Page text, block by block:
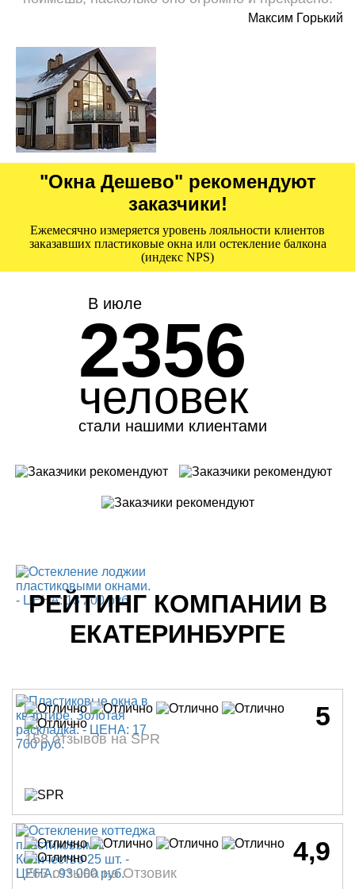
Максим Горький
"Окна Дешево" рекомендуют
заказчики!
Ежемесячно измеряется уровень лояльности клиентов
заказавших пластиковые окна или остекление балкона
(индекс NPS)
В июле
2356
человек
стали нашими клиентами
РЕЙТИНГ КОМПАНИИ В
ЕКАТЕРИНБУРГЕ
5
158 отзывов на SPR
4,9
263 отзыва на Отзовик